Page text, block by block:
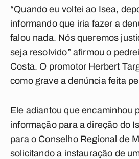
“Quando eu voltei ao Isea,
informando que iria fazer a
falou nada. Nós queremos
seja resolvido” afirmou o
Costa. O promotor Herbert
como grave a denúncia feita
Ele adiantou que encaminhou
informação para a direção do
para o Conselho Regional de
solicitando a instauração de